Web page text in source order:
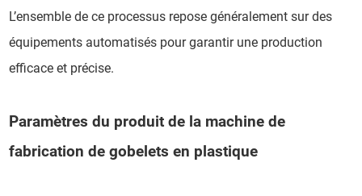
L’ensemble de ce processus repose généralement sur des
équipements automatisés pour garantir une production
efficace et précise.
Paramètres du produit de la machine de
fabrication de gobelets en plastique